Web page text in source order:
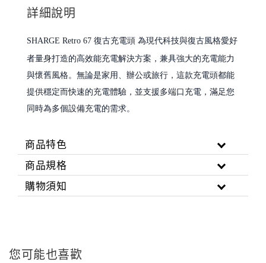
詳細說明
SHARGE Retro 67 復古充電頭 為現代科技與復古風格愛好
者量身打造的高效能充電解決方案，兼具強大的充電能力
與懷舊風格。無論是家用、辦公或旅行，這款充電頭都能
提供穩定而快速的充電體驗，並支援多端口充電，滿足您
同時為多個設備充電的需求。
商品特色
商品規格
購物須知
您可能也喜歡